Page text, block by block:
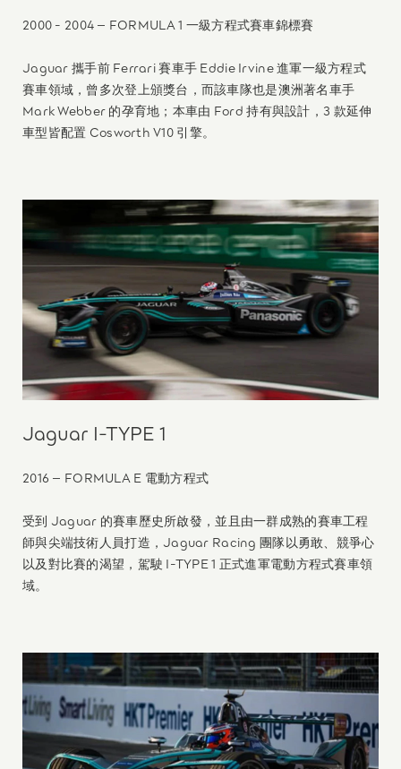
2000 - 2004 – FORMULA 1 一級方程式賽車錦標賽
Jaguar 攜手前 Ferrari 賽車手 Eddie Irvine 進軍一級方程式
賽車領域，曾多次登上頒獎台，而該車隊也是澳洲著名車手
Mark Webber 的孕育地；本車由 Ford 持有與設計，3 款延伸
車型皆配置 Cosworth V10 引擎。
Jaguar I-TYPE 1
2016 – FORMULA E 電動方程式
受到 Jaguar 的賽車歷史所啟發，並且由一群成熟的賽車工程
師與尖端技術人員打造，Jaguar Racing 團隊以勇敢、競爭心
以及對比賽的渴望，駕駛 I-TYPE 1 正式進軍電動方程式賽車領
域。